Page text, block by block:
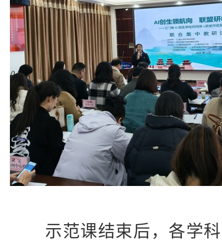
示范课结束后，各学科